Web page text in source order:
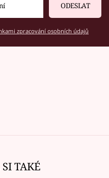
ODESLAT
zpracování osobních údajů
TAKÉ